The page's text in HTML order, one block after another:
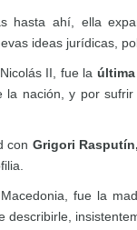
hasta ahí, ella
ideas jurídicas,
II, fue la
la nación, y por
con Grigori Rasputín,
fue la
describirle,